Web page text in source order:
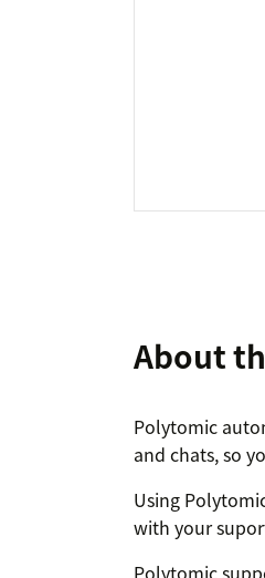
About
Polytomic
and chats, so
Using
with your